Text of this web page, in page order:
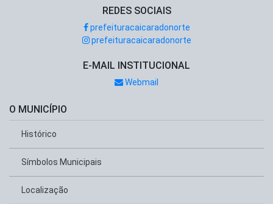
REDES SOCIAIS
prefeituracaicaradonorte
prefeituracaicaradonorte
E-MAIL INSTITUCIONAL
Webmail
O MUNICÍPIO
Histórico
Símbolos Municipais
Localização